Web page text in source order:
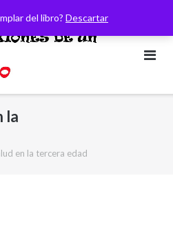
del libro? Descartar
la
en la tercera edad